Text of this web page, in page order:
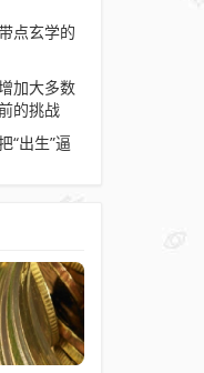
点玄学的
加大多数
的挑战
“出生”逼